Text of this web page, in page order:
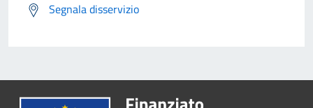
Segnala disservizio